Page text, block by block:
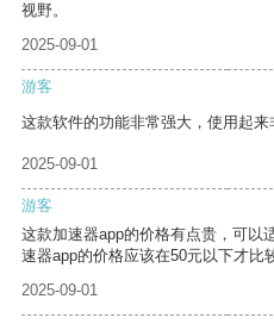
视野。
2025-09-01
游客
这款软件的功能非常强大，使用起来
2025-09-01
游客
这款加速器app的价格有点贵，可以
速器app的价格应该在50元以下才比
2025-09-01